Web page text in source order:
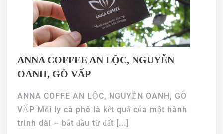
ANNA COFFEE AN LỘC, NGUYỄN
OANH, GÒ VẤP
ANNA COFFE AN LỘC, NGUYỄN OANH, GÒ
VẤP Mỗi ly cà phê là kết quả của một hành
trình dài – bắt đầu từ đất [...]